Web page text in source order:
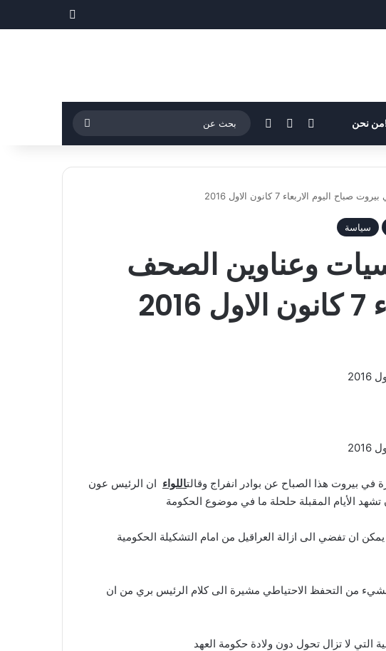
نحن فيسبوك‫YouTubeإضافة عمود جانبي
عن
الاربعاء 7 كانون الاول 2016
سياسة
وعناوين الصحف
بيروت هذا الصباح عن بوادر انفراج وقالتاللواء ان الرئيس عون
الأيام المقبلة حلحلة ما في موضوع الحكومة
ان تفضي الى ازالة العراقيل من امام التشكيلة الحكومية
من التحفظ الاحتياطي مشيرة الى كلام الرئيس بري من ان
التي لا تزال تحول دون ولادة حكومة العهد